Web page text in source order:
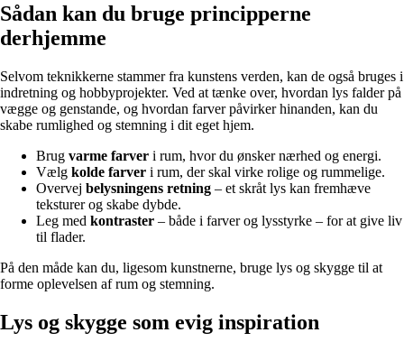
Sådan kan du bruge principperne
derhjemme
Selvom teknikkerne stammer fra kunstens verden, kan de også bruges i
indretning og hobbyprojekter. Ved at tænke over, hvordan lys falder på
vægge og genstande, og hvordan farver påvirker hinanden, kan du
skabe rumlighed og stemning i dit eget hjem.
Brug varme farver i rum, hvor du ønsker nærhed og energi.
Vælg kolde farver i rum, der skal virke rolige og rummelige.
Overvej belysningens retning – et skråt lys kan fremhæve
teksturer og skabe dybde.
Leg med kontraster – både i farver og lysstyrke – for at give liv
til flader.
På den måde kan du, ligesom kunstnerne, bruge lys og skygge til at
forme oplevelsen af rum og stemning.
Lys og skygge som evig inspiration